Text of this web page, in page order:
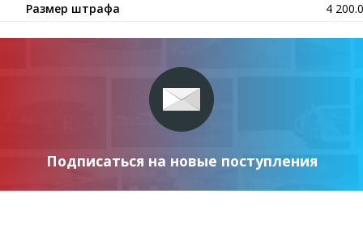
Размер штрафа
4
Подписаться на новые поступления